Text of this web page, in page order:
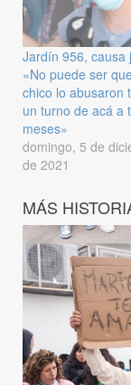
Jardín 956, causa
«No puede ser
chico lo abusaron
un turno de acá a
meses»
domingo, 5 de
de 2021
MÁS